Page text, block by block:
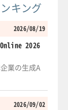
キング
2026/08/19
2026
業の生成A
2026/09/02